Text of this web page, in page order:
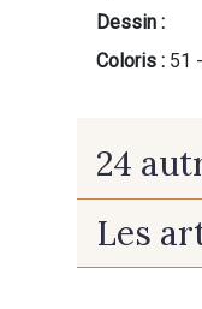
Dessin :
Coloris : 51
24
60
Les